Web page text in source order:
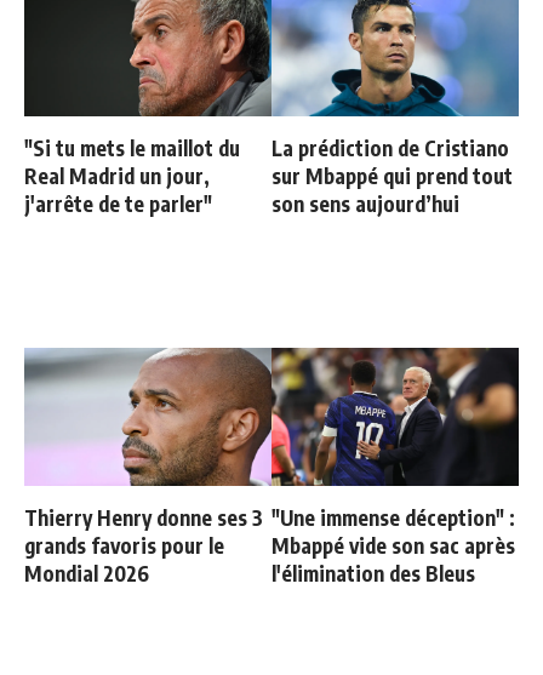
"Si tu mets le maillot du
Real Madrid un jour,
j'arrête de te parler"
La prédiction de Cristiano
sur Mbappé qui prend tout
son sens aujourd’hui
Thierry Henry donne ses 3
grands favoris pour le
Mondial 2026
"Une immense déception" :
Mbappé vide son sac après
l'élimination des Bleus